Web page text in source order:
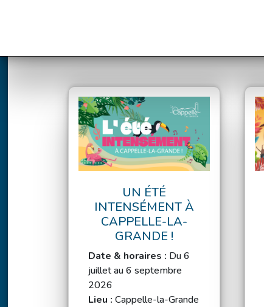
UN ÉTÉ
INTENSÉMENT À
CAPPELLE-LA-
GRANDE !
Date & horaires : Du 6
juillet au 6 septembre
2026
Lieu : Cappelle-la-Grande